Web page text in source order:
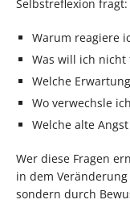
Selbstreflexion fragt:
Warum reagiere
Was will ich nicht
Welche
Wo verwechsle
Welche alte
Wer diese Fragen
in dem
sondern durch